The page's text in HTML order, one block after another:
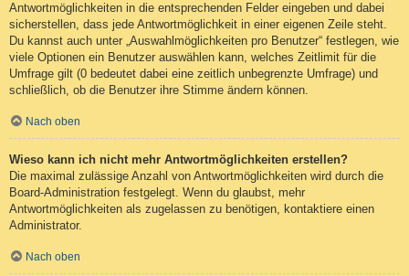
Antwortmöglichkeiten in die entsprechenden Felder eingeben und dabei
sicherstellen, dass jede Antwortmöglichkeit in einer eigenen Zeile steht.
Du kannst auch unter „Auswahlmöglichkeiten pro Benutzer“ festlegen, wie
viele Optionen ein Benutzer auswählen kann, welches Zeitlimit für die
Umfrage gilt (0 bedeutet dabei eine zeitlich unbegrenzte Umfrage) und
schließlich, ob die Benutzer ihre Stimme ändern können.
Nach oben
Wieso kann ich nicht mehr Antwortmöglichkeiten erstellen?
Die maximal zulässige Anzahl von Antwortmöglichkeiten wird durch die
Board-Administration festgelegt. Wenn du glaubst, mehr
Antwortmöglichkeiten als zugelassen zu benötigen, kontaktiere einen
Administrator.
Nach oben